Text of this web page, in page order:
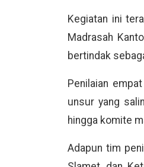
Kegiatan ini
Madrasah
bertindak
Penilaian
unsur yang
hingga komite
Adapun tim